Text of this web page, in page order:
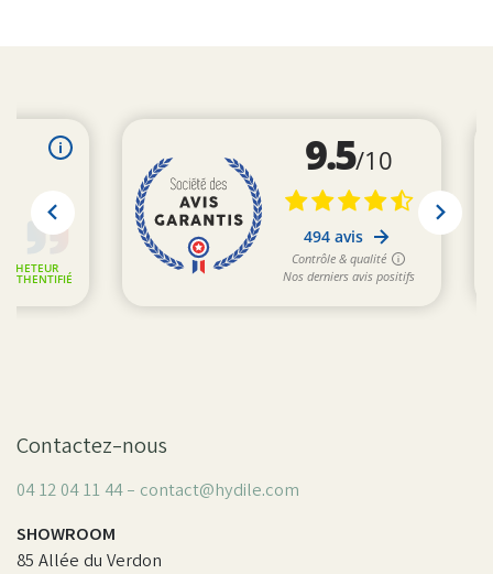
Contactez-nous
04 12 04 11 44 - contact@hydile.com
SHOWROOM
85 Allée du Verdon